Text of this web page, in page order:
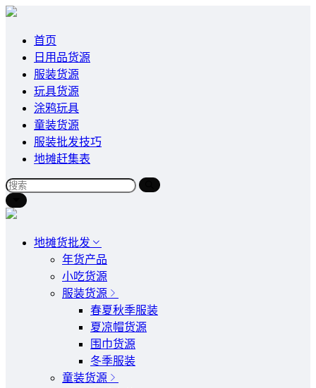
首页
日用品货源
服装货源
玩具货源
涂鸦玩具
童装货源
服装批发技巧
地摊赶集表
地摊货批发
年货产品
小吃货源
服装货源
春夏秋季服装
夏凉帽货源
围巾货源
冬季服装
童装货源